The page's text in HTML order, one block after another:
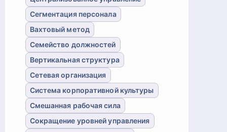
Сегментация персонала
Вахтовый метод
Семейство должностей
Вертикальная структура
Сетевая организация
Система корпоративной культуры
Смешанная рабочая сила
Сокращение уровней управления